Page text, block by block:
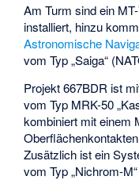
Am Turm sind ein
installiert, hinzu
Astronomische
vom Typ „Saiga“
Projekt 667BDR ist
vom Typ MRK-50
kombiniert mit einem
Zusätzlich ist ein
vom Typ „Nichrom-